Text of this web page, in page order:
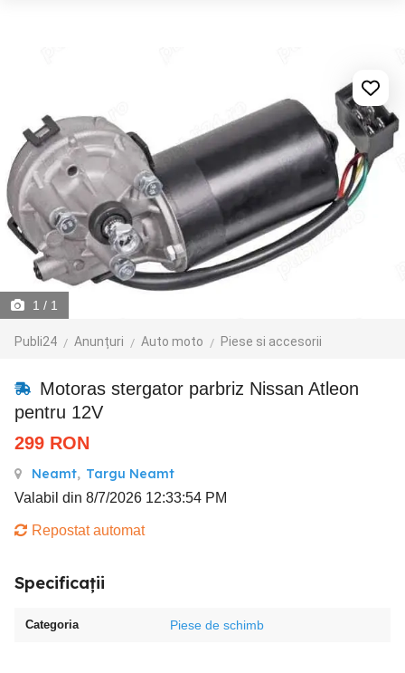
1 / 1
Publi24 Anunțuri Auto moto Piese si accesorii
Motoras stergator parbriz Nissan Atleon
pentru 12V
299 RON
Neamt, Targu Neamt
Valabil din 8/7/2026 12:33:54 PM
Repostat automat
Specificații
Categoria Piese de schimb